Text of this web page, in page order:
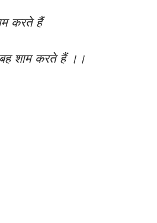
करते हैं
शाम करते हैं ।।